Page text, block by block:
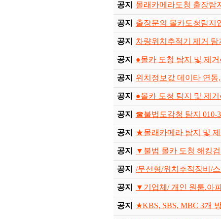
공지 몰래카메라도청 출장탐
공지 출장문의 몰카도청탐지
공지 차량위치추적기 제거
공지 ●몰카 도청 탐지 및 제거
공지 위치정보값 데이타 연
공지 ●몰카 도청 탐지 및 제거
공지 ☎불법도감청 탐지 010-
공지 ★몰래카메라 탐지 및 제
공지 ▼불법 몰카 도청 해킹검
공지 /무선형/위치추적장비/
공지 ▼기업체/ 개인 원룸.아
공지 ★KBS, SBS, MBC 3개